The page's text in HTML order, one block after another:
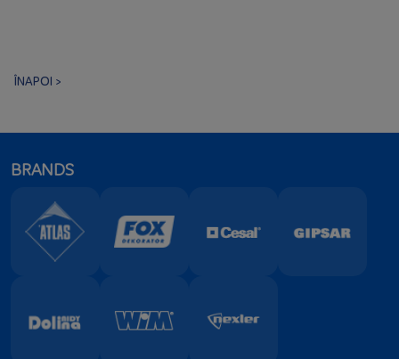
ÎNAPOI >
BRANDS